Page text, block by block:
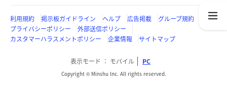
利用規約 掲示板ガイドライン ヘルプ 広告掲載
グループ規約
プライバシーポリシー
外部送信ポリシー
カスタマーハラスメントポリシー
企業情報 サイトマップ
表示モード モバイル PC
Copyright © Minshu Inc. All rights reserved.